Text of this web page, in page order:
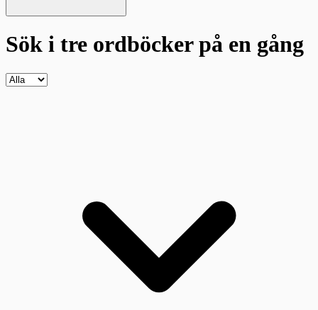
Sök i tre ordböckerpå en gång